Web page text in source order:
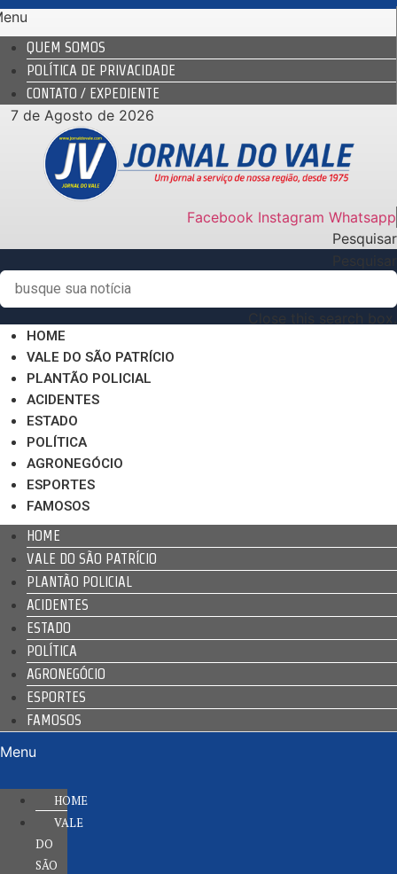
Ir
para
conteúdo
QUEM SOMOS
POLÍTICA DE PRIVACIDADE
CONTATO / EXPEDIENTE
7 de Agosto de 2026
Facebook Instagram Whatsapp
Pesquisar
Pesquisar
Close this search box.
HOME
VALE DO SÃO PATRÍCIO
PLANTÃO POLICIAL
ACIDENTES
ESTADO
POLÍTICA
AGRONEGÓCIO
ESPORTES
FAMOSOS
HOME
VALE DO SÃO PATRÍCIO
PLANTÃO POLICIAL
ACIDENTES
ESTADO
POLÍTICA
AGRONEGÓCIO
ESPORTES
FAMOSOS
Menu
HOME
VALE
DO
SÃO